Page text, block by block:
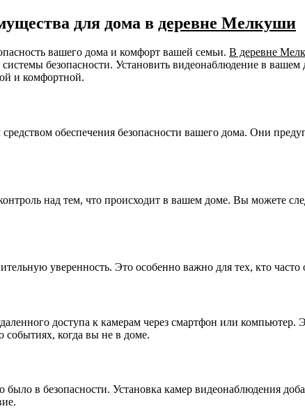
для дома в деревне Мелкуши
вашего дома и комфорт вашей семьи. В деревне
безопасности. Установить видеонаблюдение в
и комфортной.
обеспечения безопасности вашего дома. Они
над тем, что происходит в вашем доме. Вы можете
уверенность. Это особенно важно для тех, кто
доступа к камерам через смартфон или компьютер.
событиях, когда вы не в доме.
в безопасности. Установка камер видеонаблюдения